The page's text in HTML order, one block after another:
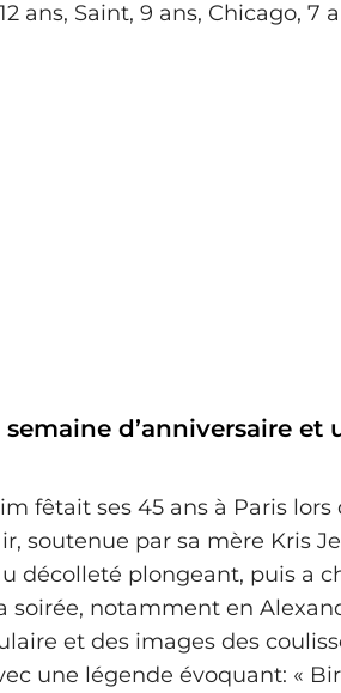
ans, Saint, 9 ans, Chicago, 7
semaine d’anniversaire
fêtait ses 45 ans à Paris
soutenue par sa mère Kris
décolleté plongeant, puis a
soirée, notamment en
et des images des
une légende évoquant: «